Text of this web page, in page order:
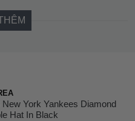
New York Yankees Diamond
Hat In Black